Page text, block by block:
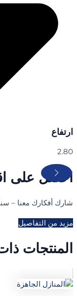
ارتفاع
2.80
احصل على
شارك أفكارك معنا –
مزيد من التفاصيل
المنتجات